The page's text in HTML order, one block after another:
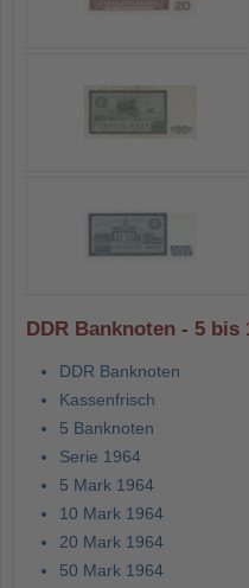
DDR Banknoten - 5 bis
DDR Banknoten
Kassenfrisch
5 Banknoten
Serie 1964
5 Mark 1964
10 Mark 1964
20 Mark 1964
50 Mark 1964